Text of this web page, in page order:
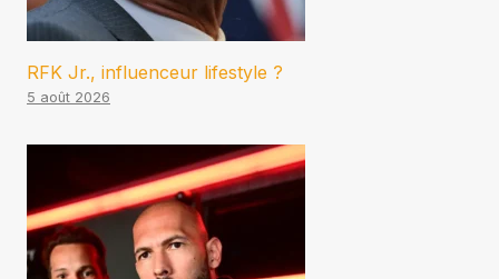
RFK Jr., influenceur lifestyle ?
5 août 2026